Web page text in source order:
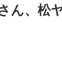
ん、松